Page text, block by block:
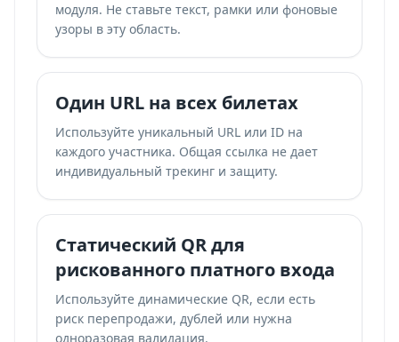
модуля. Не ставьте текст, рамки или фоновые
узоры в эту область.
Один URL на всех билетах
Используйте уникальный URL или ID на
каждого участника. Общая ссылка не дает
индивидуальный трекинг и защиту.
Статический QR для
рискованного платного входа
Используйте динамические QR, если есть
риск перепродажи, дублей или нужна
одноразовая валидация.